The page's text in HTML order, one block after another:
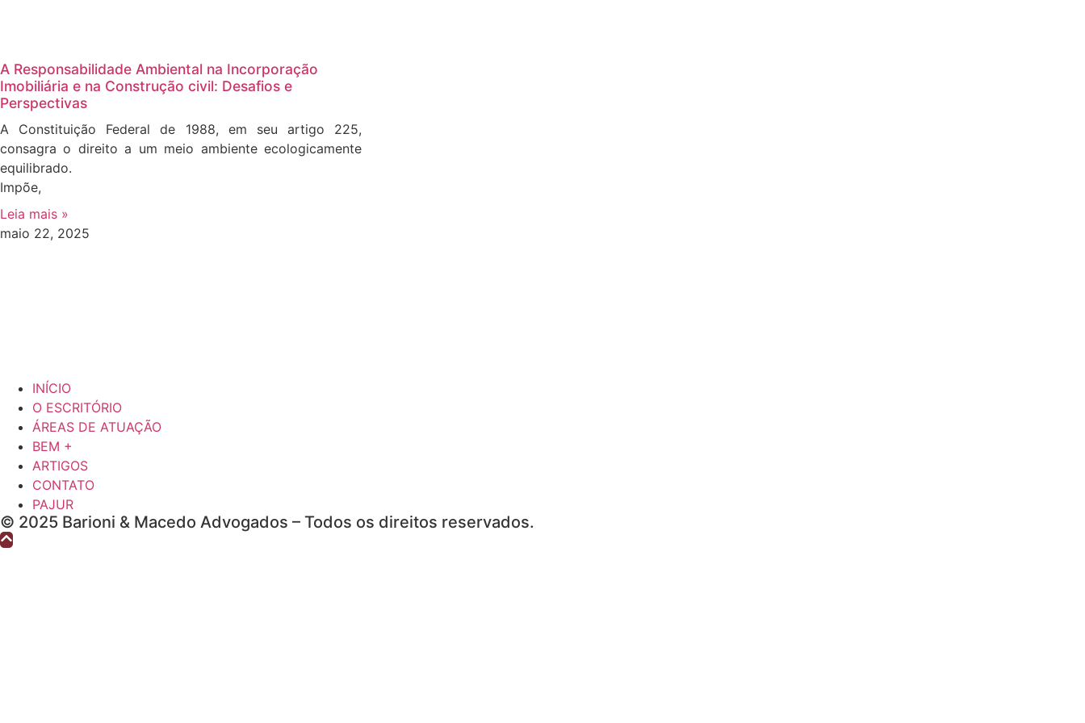
A Responsabilidade Ambiental na Incorporação
Imobiliária e na Construção civil: Desafios e
Perspectivas
A Constituição Federal de 1988, em seu artigo 225,
consagra o direito a um meio ambiente ecologicamente
equilibrado.
Impõe,
Leia mais »
maio 22, 2025
INÍCIO
O ESCRITÓRIO
ÁREAS DE ATUAÇÃO
BEM +
ARTIGOS
CONTATO
PAJUR
© 2025 Barioni & Macedo Advogados – Todos os direitos reservados.